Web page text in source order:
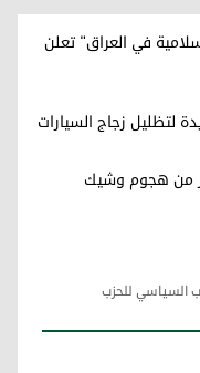
في العراق" تعلن
لتظليل زجاج السيارات
من هجوم وشيك
السياسي للحزب